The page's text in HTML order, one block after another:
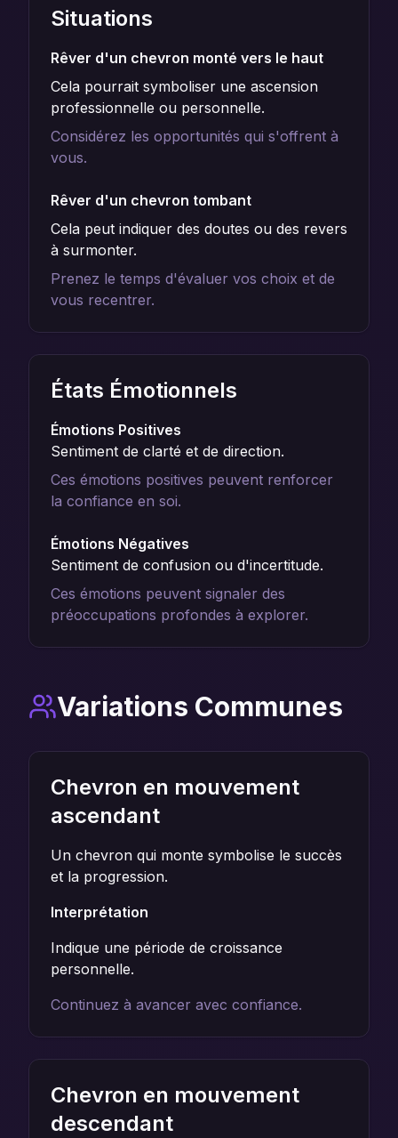
Situations
Rêver d'un chevron monté vers le haut
Cela pourrait symboliser une ascension
professionnelle ou personnelle.
Considérez les opportunités qui s'offrent à
vous.
Rêver d'un chevron tombant
Cela peut indiquer des doutes ou des revers
à surmonter.
Prenez le temps d'évaluer vos choix et de
vous recentrer.
États Émotionnels
Émotions Positives
Sentiment de clarté et de direction.
Ces émotions positives peuvent renforcer
la confiance en soi.
Émotions Négatives
Sentiment de confusion ou d'incertitude.
Ces émotions peuvent signaler des
préoccupations profondes à explorer.
Variations Communes
Chevron en mouvement
ascendant
Un chevron qui monte symbolise le succès
et la progression.
Interprétation
Indique une période de croissance
personnelle.
Continuez à avancer avec confiance.
Chevron en mouvement
descendant